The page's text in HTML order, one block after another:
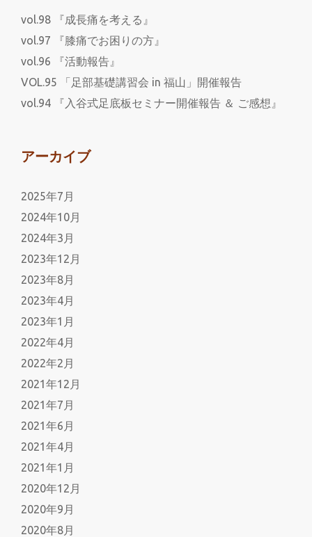
vol.98 『成長痛を考える』
vol.97 『膝痛でお困りの方』
vol.96 『活動報告』
VOL.95 「足部基礎講習会 in 福山」開催報告
vol.94 『入谷式足底板セミナー開催報告 ＆ ご感想』
アーカイブ
2025年7月
2024年10月
2024年3月
2023年12月
2023年8月
2023年4月
2023年1月
2022年4月
2022年2月
2021年12月
2021年7月
2021年6月
2021年4月
2021年1月
2020年12月
2020年9月
2020年8月